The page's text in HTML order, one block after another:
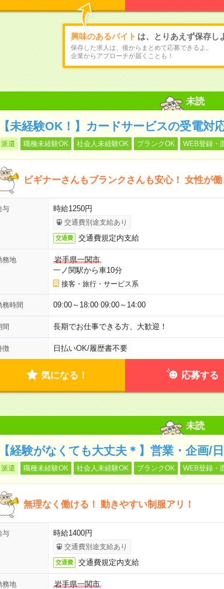
興味のあるバイト は、とりあえず保存し
保存した求人は、後からまとめて応募できるよ。
企業からアプローチが届くことも！
未読
【未経験OK！】カードサービスの受電対
派遣 職種未経験OK 社会人未経験OK ブランクOK WEB登録・
ビギナーさんもブランクさんも安心！ 女性が働
与 時給1250円
交通費別途支給あり
交通費 交通費規定内支給
務地
岩手県一関市
一ノ関駅から車10分
接客・旅行・サービス系
務時間 09:00～18:00 09:00～14:00
間 長期でお仕事できる方、大歓迎！
徴 日払いOK/履歴書不要
気になる！ 応募する
未読
【経験がなくても大丈夫＊】営業・企画/
派遣 職種未経験OK 社会人未経験OK ブランクOK WEB登録・
無理なく働ける！ 動きやすい制服アリ！
与 時給1400円
交通費別途支給あり
交通費 交通費規定内支給
務地
岩手県一関市